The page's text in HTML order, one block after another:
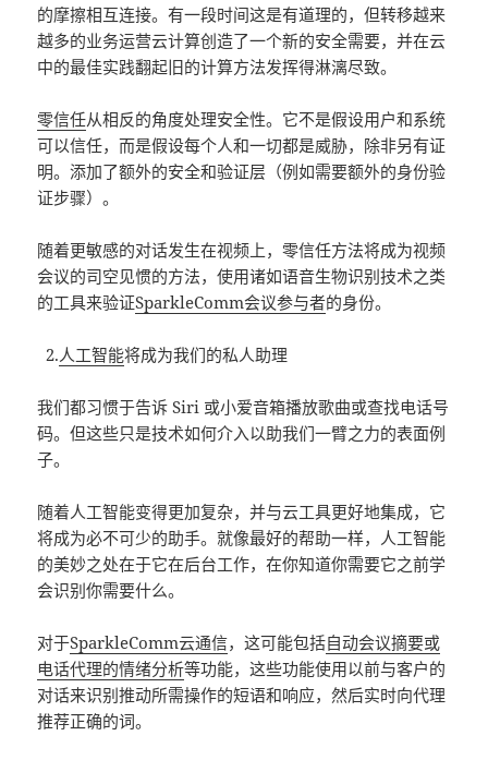
的摩擦相互连接。有一段时间这是有道理的，但转移越来
越多的业务运营云计算创造了一个新的安全需要，并在云
中的最佳实践翻起旧的计算方法发挥得淋漓尽致。
零信任从相反的角度处理安全性。它不是假设用户和系统
可以信任，而是假设每个人和一切都是威胁，除非另有证
明。添加了额外的安全和验证层（例如需要额外的身份验
证步骤）。
随着更敏感的对话发生在视频上，零信任方法将成为视频
会议的司空见惯的方法，使用诸如语音生物识别技术之类
的工具来验证SparkleComm会议参与者的身份。
2.人工智能将成为我们的私人助理
我们都习惯于告诉 Siri 或小爱音箱播放歌曲或查找电话号
码。但这些只是技术如何介入以助我们一臂之力的表面例
子。
随着人工智能变得更加复杂，并与云工具更好地集成，它
将成为必不可少的助手。就像最好的帮助一样，人工智能
的美妙之处在于它在后台工作，在你知道你需要它之前学
会识别你需要什么。
对于SparkleComm云通信，这可能包括自动会议摘要或
电话代理的情绪分析等功能，这些功能使用以前与客户的
对话来识别推动所需操作的短语和响应，然后实时向代理
推荐正确的词。